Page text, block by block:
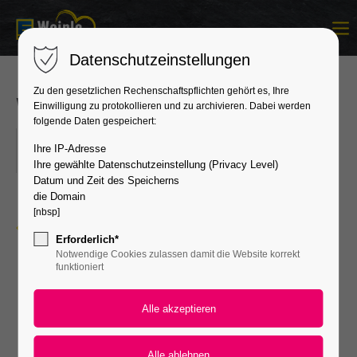
Login
Benutzername
Passwort
Register|Lost your password?
Lorem ipsum dolor sit amet:
Weihnachtsmarkt & Nikolaus
ORT: GÄRTRINGEN
Zurück zur Übersicht
Datenschutzeinstellungen
Zu den gesetzlichen Rechenschaftspflichten gehört es, Ihre
Einwilligung zu protokollieren und zu archivieren. Dabei werden
folgende Daten gespeichert:
Ihre IP-Adresse
Ihre gewählte Datenschutzeinstellung (Privacy Level)
Datum und Zeit des Speicherns
die Domain
[nbsp]
Erforderlich*
Notwendige Cookies zulassen damit die Website korrekt
funktioniert